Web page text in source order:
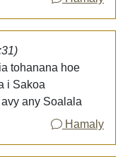
tohanana hoe
i Sakoa
any Soalala
Hamaly